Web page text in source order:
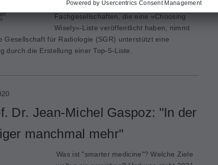
Die Liste der medizinischen
Fachgesellschaften, die eine «Choosing
Wisely»-Liste veröffentlicht haben, nimmt
Gesellschaft für Radiologie (SGR) unterstützt eine
durch die Erstellung einer Top-5-Liste.
Dr. Jean-Michel Gaspoz: "In der
manchmal mehr"
Was ist "smarter medicine"? Welche Ziele